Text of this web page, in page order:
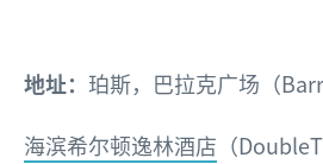
地址： 珀斯，巴拉克广场（
海滨希尔顿逸林酒店 （